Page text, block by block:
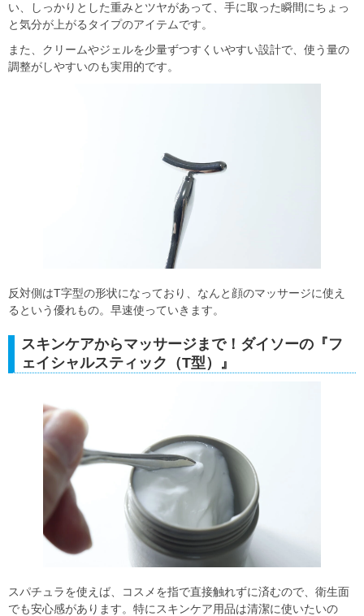
い、しっかりとした重みとツヤがあって、手に取った瞬間にちょっ
と気分が上がるタイプのアイテムです。
また、クリームやジェルを少量ずつすくいやすい設計で、使う量の
調整がしやすいのも実用的です。
反対側はT字型の形状になっており、なんと顔のマッサージに使え
るという優れもの。早速使っていきます。
スキンケアからマッサージまで！ダイソーの『フ
ェイシャルスティック（T型）』
スパチュラを使えば、コスメを指で直接触れずに済むので、衛生面
でも安心感があります。特にスキンケア用品は清潔に使いたいの